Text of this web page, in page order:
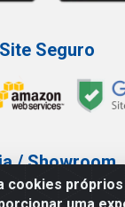
cookies próprios
Site Seguro
/ Showroom
(11) 3227-0546